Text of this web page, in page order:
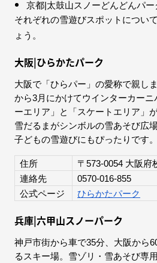
京都|太鼓山スノーどんどんパー
それぞれの雪遊びスポットについ
ょう。
大阪|ひらかたパーク
大阪で「ひらパー」の愛称で親し
から3月にかけてウインターカーニ
ーエリア」と「スケートエリア」
雪だるまがシンボルの雪あそび広
子どもの雪遊びにもぴったりです。
住所
〒573-0054 大阪府
連絡先
0570-016-855
公式ページ
ひらかたパーク
兵庫|六甲山スノーパーク
神戸市街から車で35分、大阪から
るスキー場。雪ゾリ・雪あそび専